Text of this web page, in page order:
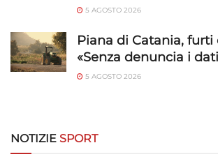
5 AGOSTO 2026
Piana di Catania,
«Senza denuncia i
5 AGOSTO 2026
NOTIZIE SPORT